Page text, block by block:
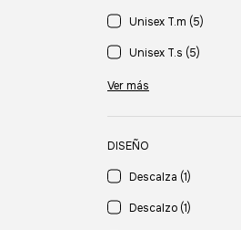
Unisex T.m (5)
Unisex T.s (5)
Ver más
DISEÑO
Descalza (1)
Descalzo (1)